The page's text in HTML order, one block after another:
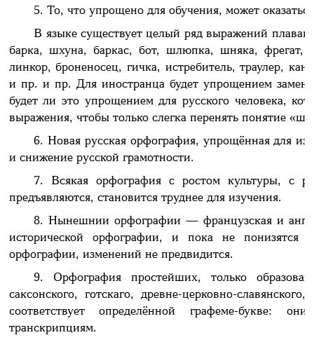
5. То, что упрощено для обучения, может
В языке существует целый ряд выражений
барка, шхуна, баркас, бот, шлюпка, шняка, фрегат,
линкор, броненосец, гичка, истребитель, траулер,
и пр. и пр. Для иностранца будет упрощением
будет ли это упрощением для русского человека,
выражения, чтобы только слегка перенять понятие
6. Новая русская орфография, упрощённая для
и снижение русской грамотности.
7. Всякая орфография с ростом культуры, с
предъявляются, становится труднее для изучения.
8. Нынешнии орфографии — французская и
исторической орфографии, и пока не
орфографии, изменений не предвидится.
9. Орфография простейших, только
саксонского, готскаго, древне-церковно-
соответствует определённой графеме-букве:
транскрипциям.